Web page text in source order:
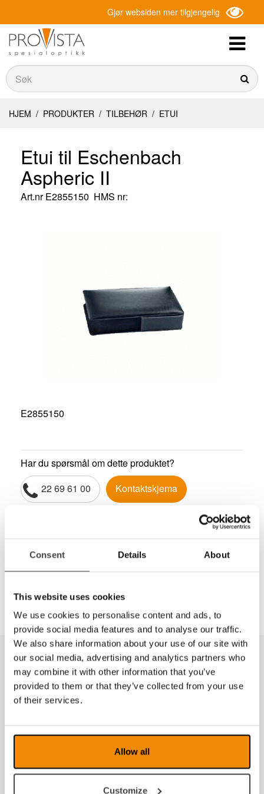
Consent Details About
This website uses cookies
We use cookies to personalise content and ads, to
provide social media features and to analyse our traffic.
We also share information about your use of our site with
our social media, advertising and analytics partners who
may combine it with other information that you’ve
provided to them or that they’ve collected from your use
of their services.
Allow all
Customize
Gjør websiden mer tilgjengelig
Søk
Søk
HJEM / PRODUKTER / TILBEHØR / ETUI
Etui til Eschenbach
Aspheric II
Art.nrE2855150 HMS nr:
E2855150
Har du spørsmål om dette produktet?
22 69 61 00
Kontaktskjema
Del
Eschenbach etui til lupe med nr.E2655150
Produkter fra samme kategori